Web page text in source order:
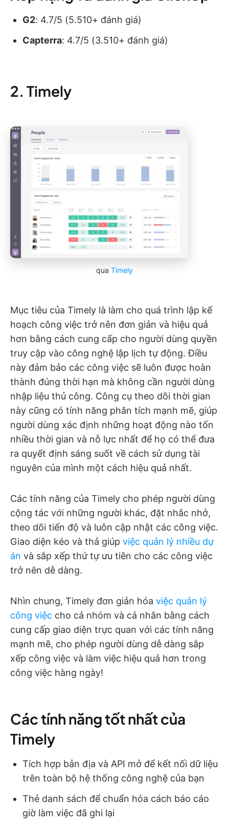
G2: 4.7/5 (5.510+ đánh giá)
Capterra: 4.7/5 (3.510+ đánh giá)
2. Timely
qua Timely
Mục tiêu của Timely là làm cho quá trình lập kế
hoạch công việc trở nên đơn giản và hiệu quả
hơn bằng cách cung cấp cho người dùng quyền
truy cập vào công nghệ lập lịch tự động. Điều
này đảm bảo các công việc sẽ luôn được hoàn
thành đúng thời hạn mà không cần người dùng
nhập liệu thủ công. Công cụ theo dõi thời gian
này cũng có tính năng phân tích mạnh mẽ, giúp
người dùng xác định những hoạt động nào tốn
nhiều thời gian và nỗ lực nhất để họ có thể đưa
ra quyết định sáng suốt về cách sử dụng tài
nguyên của mình một cách hiệu quả nhất.
Các tính năng của Timely cho phép người dùng
cộng tác với những người khác, đặt nhắc nhở,
theo dõi tiến độ và luôn cập nhật các công việc.
Giao diện kéo và thả giúp việc quản lý nhiều dự
án và sắp xếp thứ tự ưu tiên cho các công việc
trở nên dễ dàng.
Nhìn chung, Timely đơn giản hóa việc quản lý
công việc cho cả nhóm và cá nhân bằng cách
cung cấp giao diện trực quan với các tính năng
mạnh mẽ, cho phép người dùng dễ dàng sắp
xếp công việc và làm việc hiệu quả hơn trong
công việc hàng ngày!
Các tính năng tốt nhất của
Timely
Tích hợp bản địa và API mở để kết nối dữ liệu
trên toàn bộ hệ thống công nghệ của bạn
Thẻ danh sách để chuẩn hóa cách báo cáo
giờ làm việc đã ghi lại